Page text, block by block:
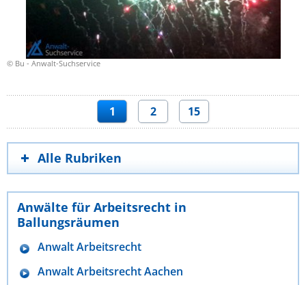
© Bu - Anwalt-Suchservice
1 2 15
Alle Rubriken
Anwälte für Arbeitsrecht in
Ballungsräumen
Anwalt Arbeitsrecht
Anwalt Arbeitsrecht Aachen